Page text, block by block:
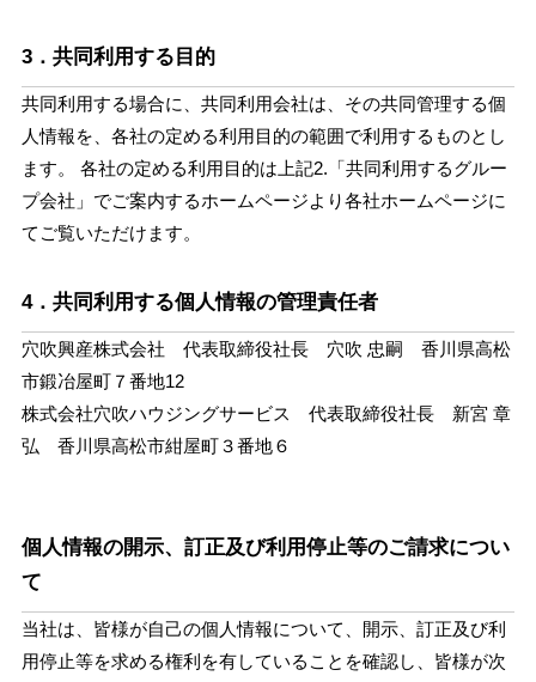
3．共同利用する目的
共同利用する場合に、共同利用会社は、その共同管理する個
人情報を、各社の定める利用目的の範囲で利用するものとし
ます。 各社の定める利用目的は上記2.「共同利用するグルー
プ会社」でご案内するホームページより各社ホームページに
てご覧いただけます。
4．共同利用する個人情報の管理責任者
穴吹興産株式会社 代表取締役社長 穴吹 忠嗣 香川県高松
市鍛冶屋町７番地12
株式会社穴吹ハウジングサービス 代表取締役社長 新宮 章
弘 香川県高松市紺屋町３番地６
個人情報の開示、訂正及び利用停止等のご請求につい
て
当社は、皆様が自己の個人情報について、開示、訂正及び利
用停止等を求める権利を有していることを確認し、皆様が次